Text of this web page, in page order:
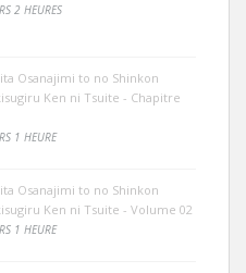
2 HEURES
Osanajimi to no Shinkon
Ken ni Tsuite - Chapitre
1 HEURE
Osanajimi to no Shinkon
Ken ni Tsuite - Volume 02
1 HEURE